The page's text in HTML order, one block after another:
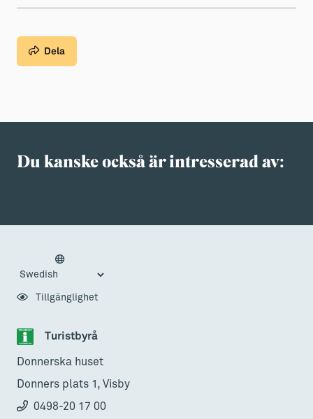
Dela
Du kanske också är intresserad av:
Turistbyrå
Donnerska huset
Donners plats 1, Visby
0498-20 17 00
Tillgänglighet